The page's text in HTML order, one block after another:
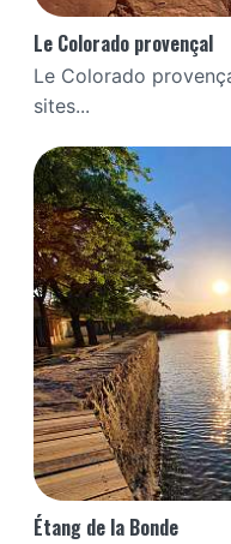
Le Colorado provençal
Le Colorado
sites...
Étang de la Bonde